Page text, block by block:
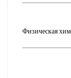
Физическая